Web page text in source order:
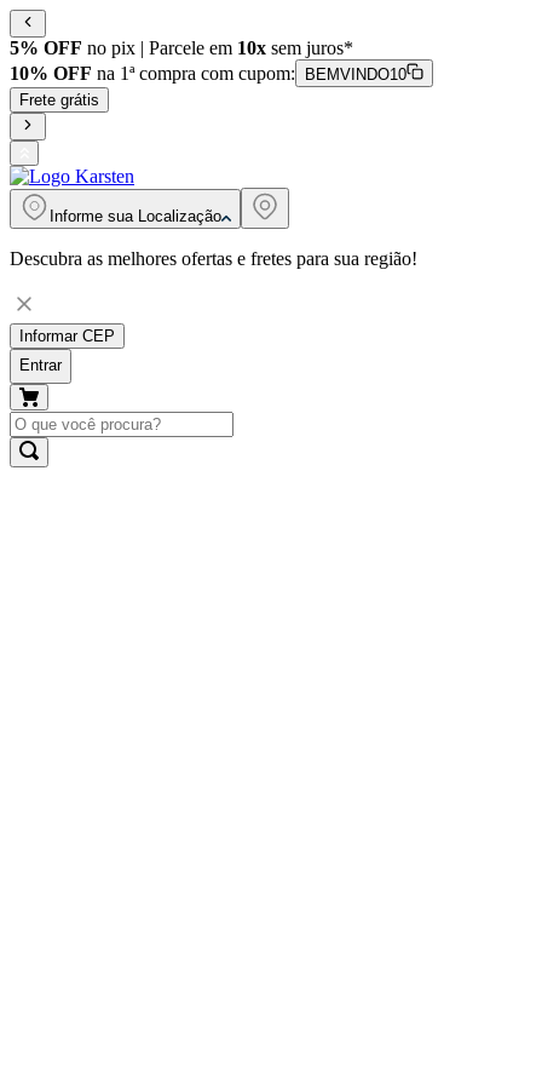
5% OFF no pix | Parcele em 10x sem juros*
10% OFF na 1ª compra com cupom:
BEMVINDO10
Frete grátis
Informe sua Localização
Descubra as melhores ofertas e fretes para sua região!
Informar CEP
Entrar